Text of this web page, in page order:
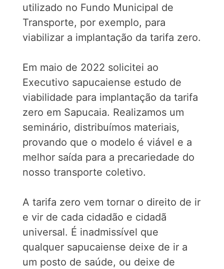
utilizado no Fundo Municipal de
Transporte, por exemplo, para
viabilizar a implantação da tarifa zero.
Em maio de 2022 solicitei ao
Executivo sapucaiense estudo de
viabilidade para implantação da tarifa
zero em Sapucaia. Realizamos um
seminário, distribuímos materiais,
provando que o modelo é viável e a
melhor saída para a precariedade do
nosso transporte coletivo.
A tarifa zero vem tornar o direito de ir
e vir de cada cidadão e cidadã
universal. É inadmissível que
qualquer sapucaiense deixe de ir a
um posto de saúde, ou deixe de